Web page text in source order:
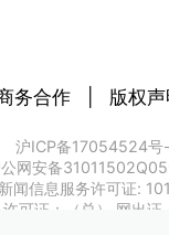
务合作 版权声
沪ICP备17054524号
网安备
闻信息服务许可证:
可证：（总） 网出